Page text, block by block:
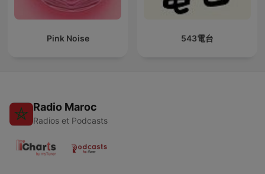
Pink Noise 543電台
Radio Maroc
Radios et Podcasts